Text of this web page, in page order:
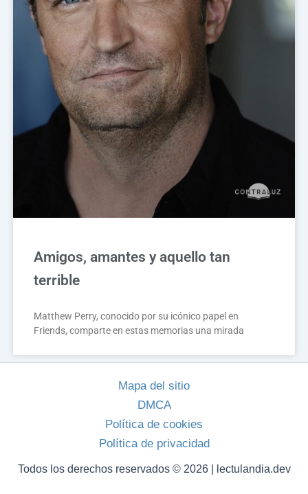
Amigos, amantes y aquello tan
terrible
Matthew Perry, conocido por su icónico papel en
Friends, comparte en estas memorias una mirada
Mapa del sitio
DMCA
Política de cookies
Política de privacidad
Todos los derechos reservados © 2026 | lectulandia.dev